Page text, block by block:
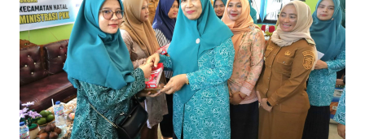
WN
SULBAR
WN
BABEL
WN